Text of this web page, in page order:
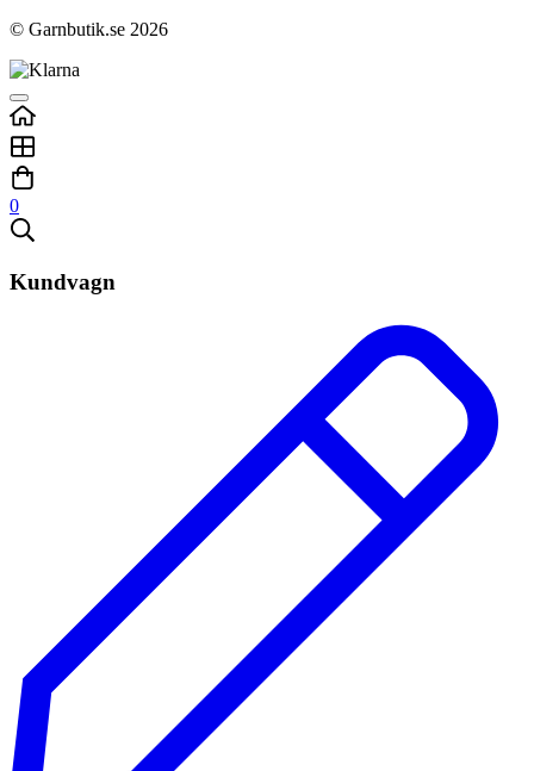
© Garnbutik.se 2026
0
Kundvagn